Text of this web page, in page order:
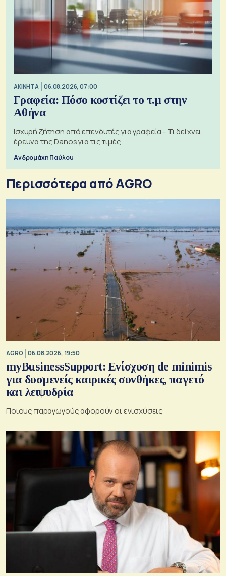
ΑΚΙΝΗΤΑ 06.08.2026, 07:00
Γραφεία: Πόσο κοστίζει το τ.μ στην
Αθήνα
Ισχυρή ζήτηση από επενδυτές για γραφεία - Τι δείχνει
έρευνα της Danos για τις τιμές
Ανδρομάχη Παύλου
Περισσότερα από AGRO
AGRO 06.08.2026, 19:50
myBusinessSupport: Ενίσχυση de minimis
για δυσμενείς καιρικές συνθήκες, παγετό
και λειψυδρία
Ποιους παραγωγούς αφορούν οι ενισχύσεις